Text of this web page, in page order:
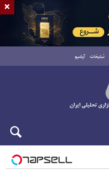
تبلیغات آرشیو
×